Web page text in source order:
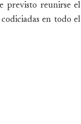
previsto reunirse el
en todo el